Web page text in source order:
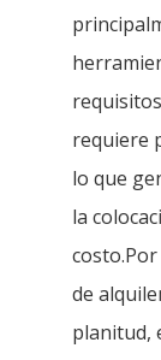
requiere
lo que
la
de
planitud,